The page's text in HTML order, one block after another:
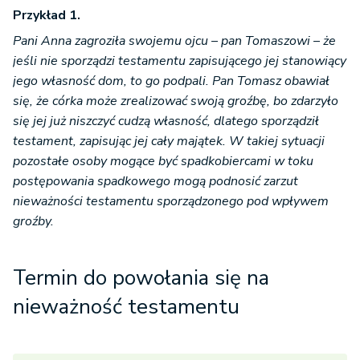
Przykład 1.
Pani Anna zagroziła swojemu ojcu – pan Tomaszowi – że
jeśli nie sporządzi testamentu zapisującego jej stanowiący
jego własność dom, to go podpali. Pan Tomasz obawiał
się, że córka może zrealizować swoją groźbę, bo zdarzyło
się jej już niszczyć cudzą własność, dlatego sporządził
testament, zapisując jej cały majątek. W takiej sytuacji
pozostałe osoby mogące być spadkobiercami w toku
postępowania spadkowego mogą podnosić zarzut
nieważności testamentu sporządzonego pod wpływem
groźby.
Termin do powołania się na
nieważność testamentu